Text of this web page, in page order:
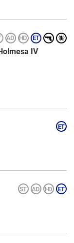
IV